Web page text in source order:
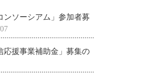
ンソーシアム」参加者募
応援事業補助金」募集の